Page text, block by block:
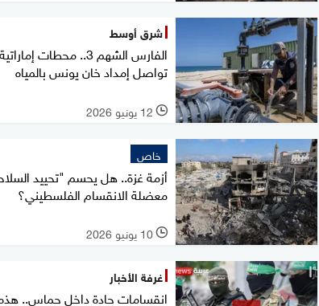
شرق أوسط
الفارس الشهم 3.. محطات إماراتية
تواصل إمداد خان يونس بالمياه
l 12 يونيو 2026
خاص
أزمة غزة.. هل يحسم "تحييد
معضلة الانقسام الفلسطيني؟
l 10 يونيو 2026
غرفة الأخبار
انقسامات حادة داخل حماس..